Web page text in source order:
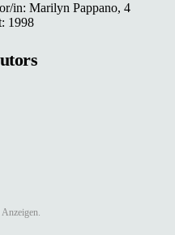
in: Marilyn Pappano, 4
1998